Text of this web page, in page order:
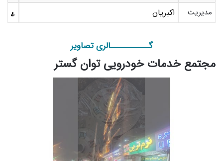
مدیریت
اکبریان
گـــــــــــالری تصاویر
مجتمع خدمات خودرویی توان گستر